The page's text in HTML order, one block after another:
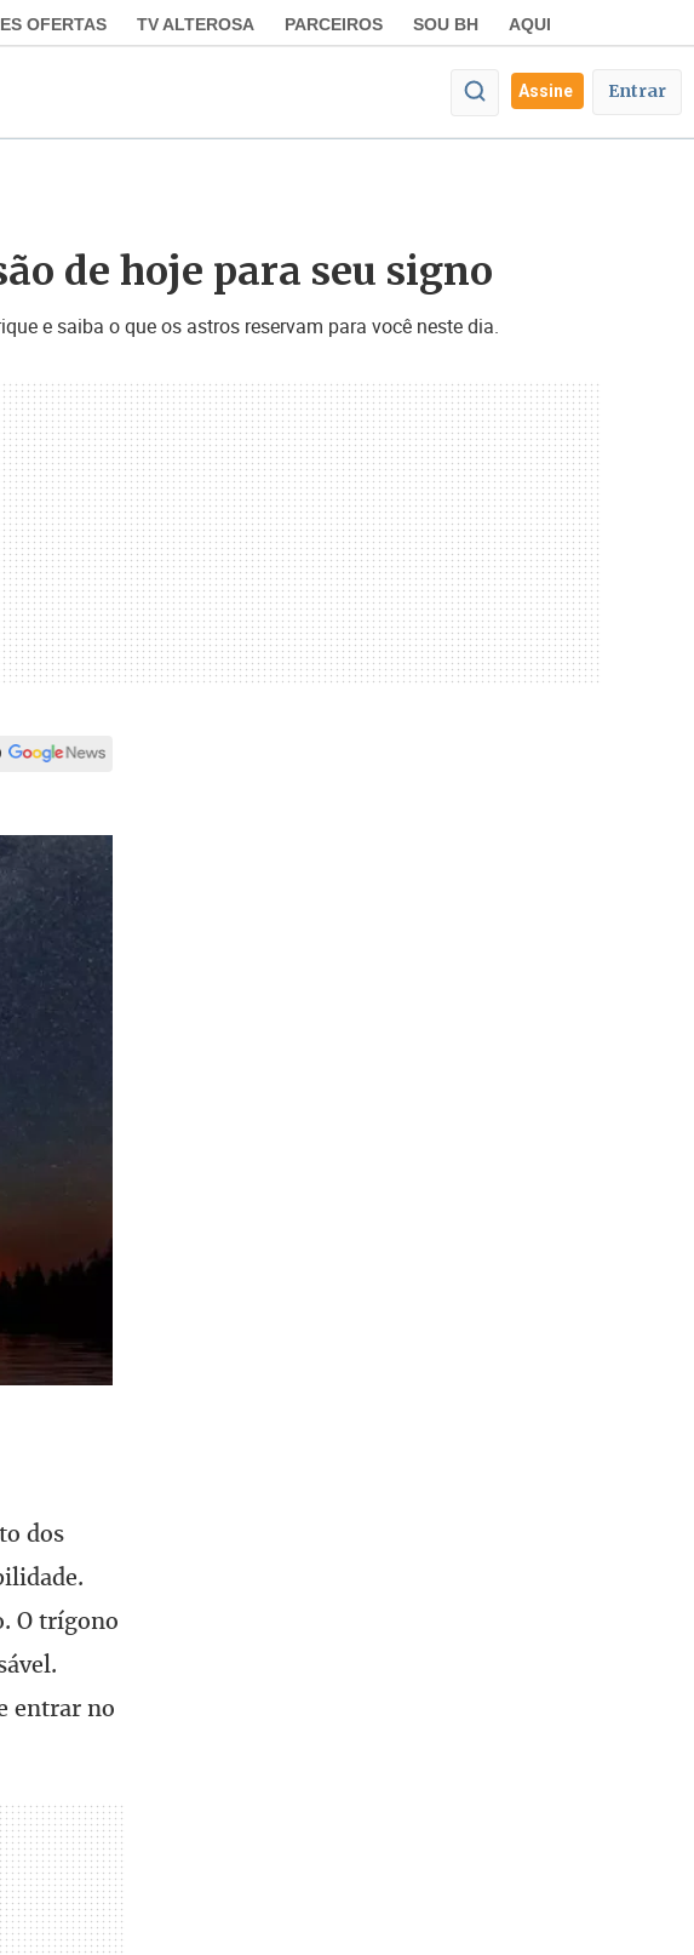
OFERTAS TV ALTEROSA PARCEIROS SOU BH AQUI
Assine Entrar
de hoje para seu signo
e saiba o que os astros reservam para você neste dia.
dos
O trígono
entrar no